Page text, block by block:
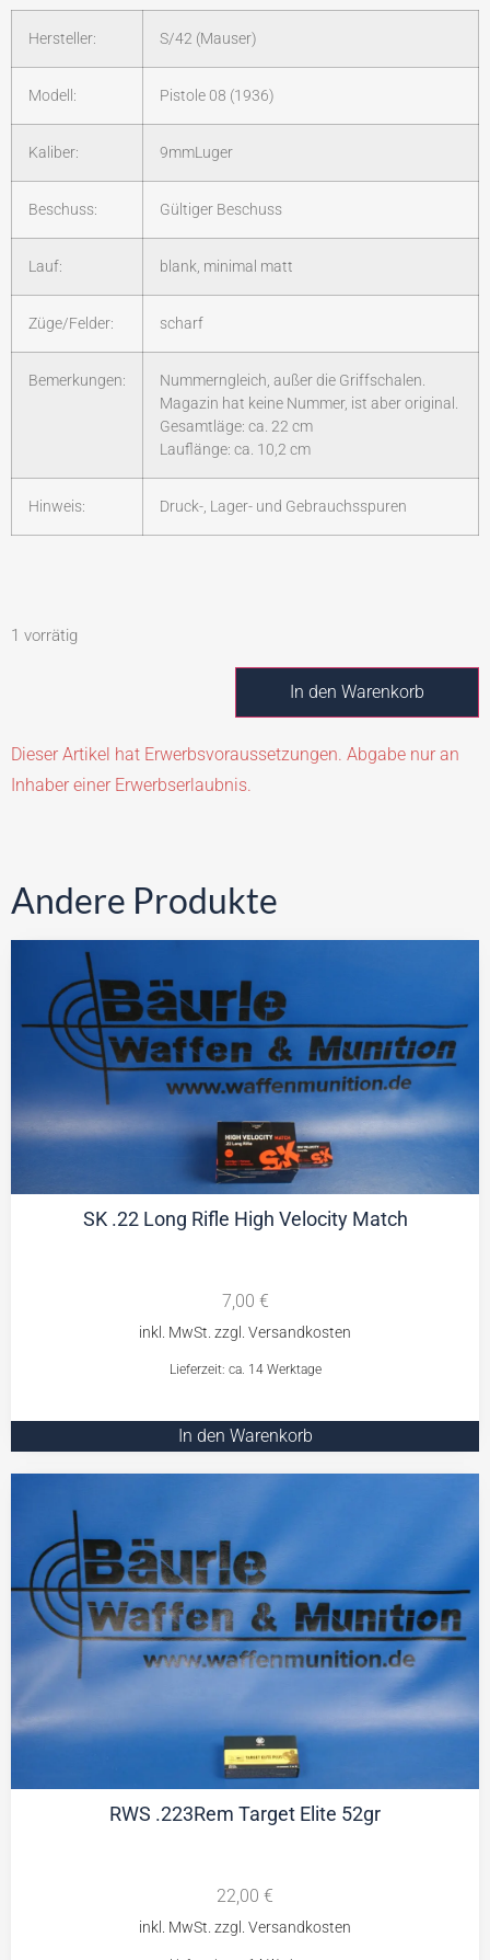
Hersteller: S/42 (Mauser)
Modell: Pistole 08 (1936)
Kaliber: 9mmLuger
Beschuss: Gültiger Beschuss
Lauf: blank, minimal matt
Züge/Felder: scharf
Bemerkungen:
Nummerngleich, außer die Griffschalen.
Magazin hat keine Nummer, ist aber original.
Gesamtläge: ca. 22 cm
Lauflänge: ca. 10,2 cm
Hinweis: Druck-, Lager- und Gebrauchsspuren
1 vorrätig
In den Warenkorb
Dieser Artikel hat Erwerbsvoraussetzungen. Abgabe nur an
Inhaber einer Erwerbserlaubnis.
Andere Produkte
SK .22 Long Rifle High Velocity Match
7,00 €
Lieferzeit: ca. 14 Werktage
In den Warenkorb
RWS .223Rem Target Elite 52gr
22,00 €